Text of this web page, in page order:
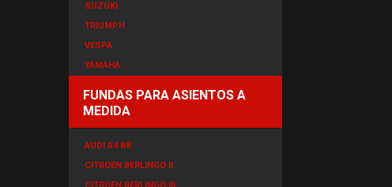
SUZUKI
TRIUMPH
VESPA
YAMAHA
FUNDAS PARA ASIENTOS A
MEDIDA
AUDI A4 B8
CITROEN BERLINGO II